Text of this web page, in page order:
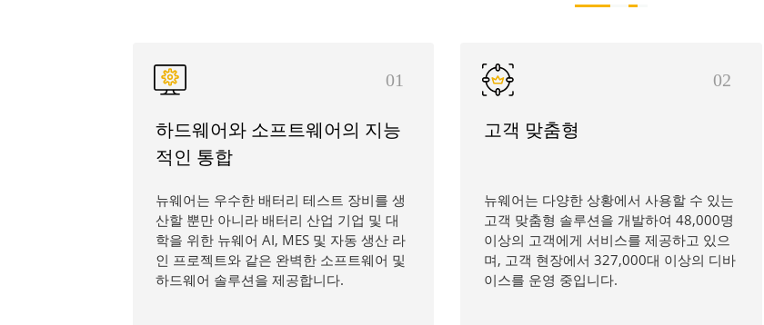
01
하드웨어와 소프트웨어의 지능
적인 통합
뉴웨어는 우수한 배터리 테스트 장비를 생
산할 뿐만 아니라 배터리 산업 기업 및 대
학을 위한 뉴웨어 AI, MES 및 자동 생산 라
인 프로젝트와 같은 완벽한 소프트웨어 및
하드웨어 솔루션을 제공합니다.
02
고객 맞춤형
뉴웨어는 다양한 상황에서 사용할 수 있는
고객 맞춤형 솔루션을 개발하여 48,000명
이상의 고객에게 서비스를 제공하고 있으
며, 고객 현장에서 327,000대 이상의 디바
이스를 운영 중입니다.